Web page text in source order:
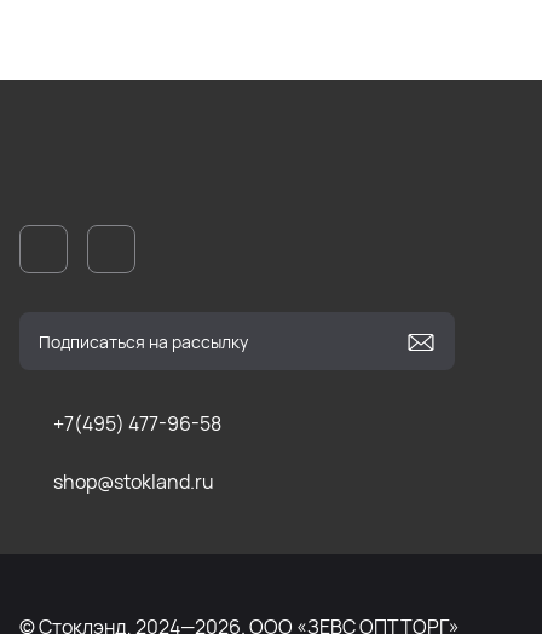
+7(495) 477-96-58
shop@stokland.ru
© Стоклэнд, 2024—2026. ООО «ЗЕВС ОПТТОРГ»